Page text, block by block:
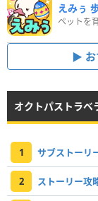
えみぅ
オクトパストラベ
1 サブストーリ
2 ストーリー攻